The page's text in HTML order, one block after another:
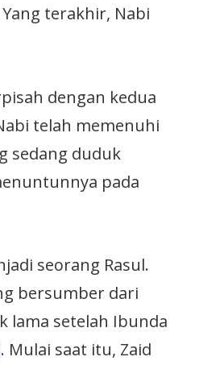
terakhir, Nabi
dengan kedua
telah memenuhi
sedang duduk
pada
seorang Rasul.
bersumber dari
lama setelah Ibunda
. Mulai saat itu, Zaid